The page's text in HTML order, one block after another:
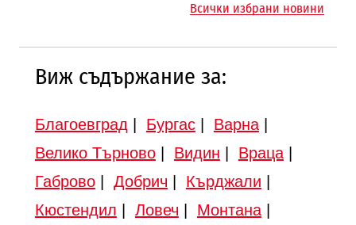
Всички избрани новини
Виж съдържание за:
Благоевград Бургас| Варна|
Велико Търново| Видин Враца|
Габрово| Добрич Кърджали
Кюстендил
Ловеч Монтана|